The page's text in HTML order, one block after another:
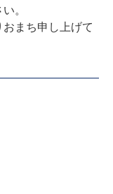
。
まち申し上げて